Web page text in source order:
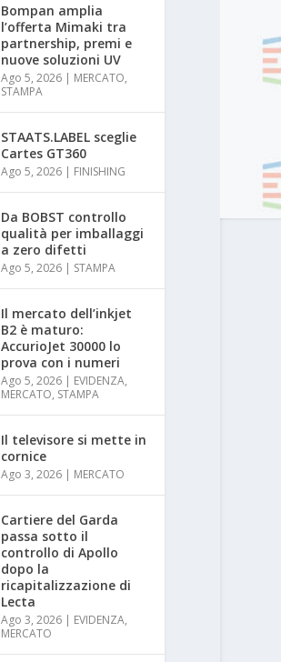
Bompan amplia
l’offerta Mimaki tra
partnership, premi e
nuove soluzioni UV
Ago 5, 2026 | MERCATO,
STAMPA
STAATS.LABEL sceglie
Cartes GT360
Ago 5, 2026 | FINISHING
Da BOBST controllo
qualità per imballaggi
a zero difetti
Ago 5, 2026 | STAMPA
Il mercato dell’inkjet
B2 è maturo:
AccurioJet 30000 lo
prova con i numeri
Ago 5, 2026 | EVIDENZA,
MERCATO, STAMPA
Il televisore si mette in
cornice
Ago 3, 2026 | MERCATO
Cartiere del Garda
passa sotto il
controllo di Apollo
dopo la
ricapitalizzazione di
Lecta
Ago 3, 2026 | EVIDENZA,
MERCATO